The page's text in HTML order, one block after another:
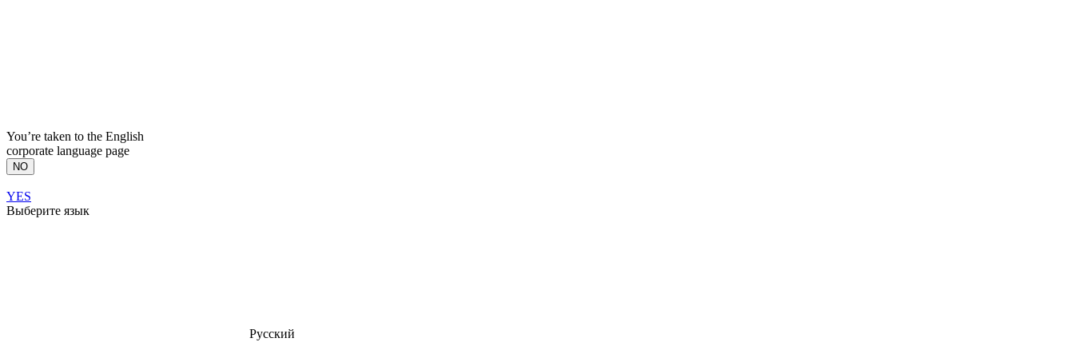
You’re taken to the English
corporate language page
NO
YES
Выберите язык
Русский